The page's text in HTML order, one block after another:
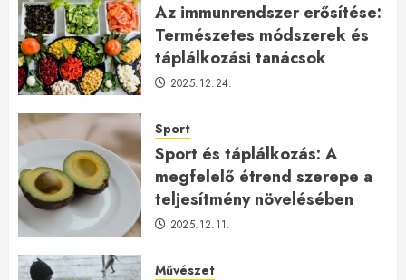
Az immunrendszer erősítése:
Természetes módszerek és
táplálkozási tanácsok
2025.12.24.
Sport
Sport és táplálkozás: A
megfelelő étrend szerepe a
teljesítmény növelésében
2025.12.11.
Művészet